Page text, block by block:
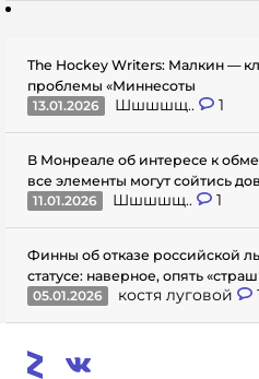
The Hockey Writers: Малкин —
проблемы «Миннесоты
13.01.2026
Шшшшщ.. 1
В Монреале об интересе к
все элементы могут сойтись
11.01.2026
Шшшшщ.. 1
Финны об отказе российской
статусе: наверное, опять
05.01.2026
костя луговой